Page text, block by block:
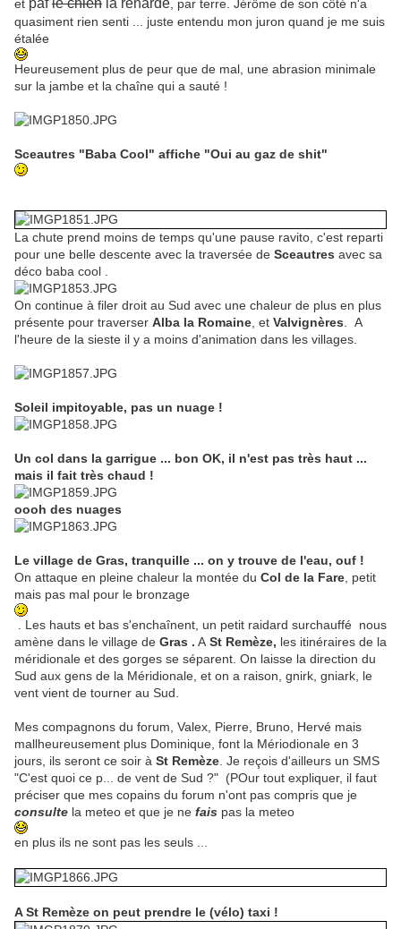
et pafle chien la renarde , par terre. Jérôme de son côté n'a
quasiment rien senti ... juste entendu mon juron quand je me suis
étalée
Heureusement plus de peur que de mal, une abrasion minimale
sur la jambe et la chaîne qui a sauté !
Sceautres "Baba Cool" affiche "Oui au gaz de shit"
La chute prend moins de temps qu'une pause ravito, c'est reparti
pour une belle descente avec la traversée de Sceautres avec sa
déco baba cool .
On continue à filer droit au Sud avec une chaleur de plus en plus
présente pour traverser Alba la Romaine , et Valvignères . A
l'heure de la sieste il y a moins d'animation dans les villages.
Soleil impitoyable, pas un nuage !
Un col dans la garrigue ... bon OK, il n'est pas très haut ...
mais il fait très chaud !
oooh des nuages
Le village de Gras, tranquille ... on y trouve de l'eau, ouf !
On attaque en pleine chaleur la montée du Col de la Fare , petit
mais pas mal pour le bronzage
. Les hauts et bas s'enchaînent, un petit raidard surchauffé nous
amène dans le village de Gras . A St Remèze, les itinéraires de la
méridionale et des gorges se séparent. On laisse la direction du
Sud aux gens de la Méridionale, et on a raison, gnirk, gniark, le
vent vient de tourner au Sud.
Mes compagnons du forum, Valex, Pierre, Bruno, Hervé mais
mallheureusement plus Dominique, font la Mériodionale en 3
jours, ils seront ce soir à St Remèze . Je reçois d'ailleurs un SMS
"C'est quoi ce p... de vent de Sud ?" (POur tout expliquer, il faut
préciser que mes copains du forum n'ont pas compris que je
consulte la meteo et que je ne fais pas la meteo
en plus ils ne sont pas les seuls ...
A St Remèze on peut prendre le (vélo) taxi !